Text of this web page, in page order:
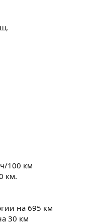
100 км
км.
на 695 км
30 км